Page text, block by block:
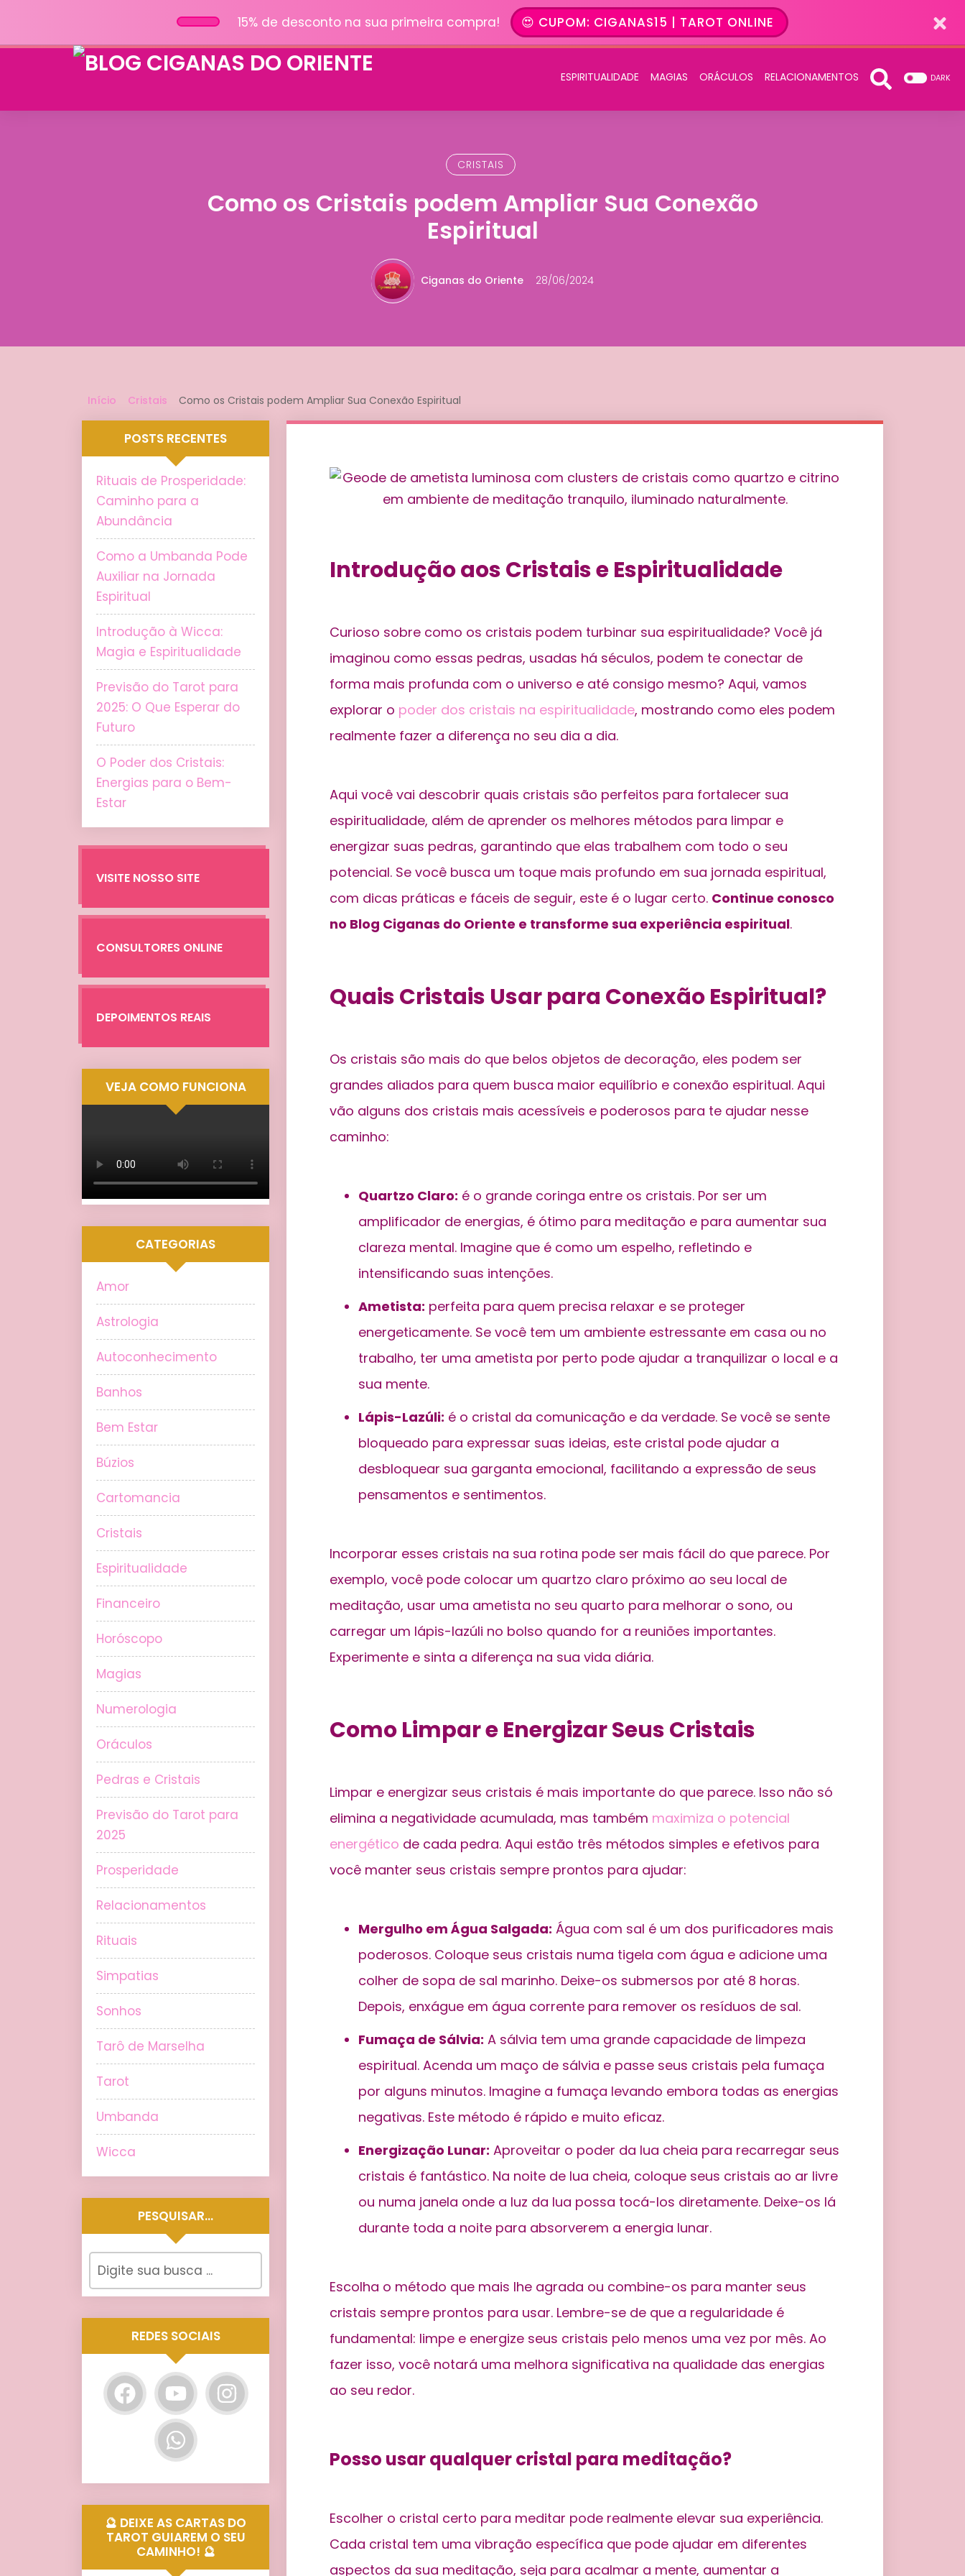
15% de desconto na sua primeira compra! 😍 CUPOM: CIGANAS15 | TAROT ONLINE
ESPIRITUALIDADE MAGIAS ORÁCULOS RELACIONAMENTOS DARK
CRISTAIS
Como os Cristais podem Ampliar Sua Conexão
Espiritual
Ciganas do Oriente 28/06/2024
Início Cristais Como os Cristais podem Ampliar Sua Conexão Espiritual
Introdução aos Cristais e Espiritualidade
Curioso sobre como os cristais podem turbinar sua espiritualidade? Você já
imaginou como essas pedras, usadas há séculos, podem te conectar de
forma mais profunda com o universo e até consigo mesmo? Aqui, vamos
explorar o poder dos cristais na espiritualidade, mostrando como eles podem
realmente fazer a diferença no seu dia a dia.
Aqui você vai descobrir quais cristais são perfeitos para fortalecer sua
espiritualidade, além de aprender os melhores métodos para limpar e
energizar suas pedras, garantindo que elas trabalhem com todo o seu
potencial. Se você busca um toque mais profundo em sua jornada espiritual,
com dicas práticas e fáceis de seguir, este é o lugar certo. Continue conosco
no Blog Ciganas do Oriente e transforme sua experiência espiritual.
Quais Cristais Usar para Conexão Espiritual?
Os cristais são mais do que belos objetos de decoração, eles podem ser
grandes aliados para quem busca maior equilíbrio e conexão espiritual. Aqui
vão alguns dos cristais mais acessíveis e poderosos para te ajudar nesse
caminho:
Quartzo Claro: é o grande coringa entre os cristais. Por ser um
amplificador de energias, é ótimo para meditação e para aumentar sua
clareza mental. Imagine que é como um espelho, refletindo e
intensificando suas intenções.
Ametista: perfeita para quem precisa relaxar e se proteger
energeticamente. Se você tem um ambiente estressante em casa ou no
trabalho, ter uma ametista por perto pode ajudar a tranquilizar o local e a
sua mente.
Lápis-Lazúli: é o cristal da comunicação e da verdade. Se você se sente
bloqueado para expressar suas ideias, este cristal pode ajudar a
desbloquear sua garganta emocional, facilitando a expressão de seus
pensamentos e sentimentos.
Incorporar esses cristais na sua rotina pode ser mais fácil do que parece. Por
exemplo, você pode colocar um quartzo claro próximo ao seu local de
meditação, usar uma ametista no seu quarto para melhorar o sono, ou
carregar um lápis-lazúli no bolso quando for a reuniões importantes.
Experimente e sinta a diferença na sua vida diária.
Como Limpar e Energizar Seus Cristais
Limpar e energizar seus cristais é mais importante do que parece. Isso não só
elimina a negatividade acumulada, mas também maximiza o potencial
energético de cada pedra. Aqui estão três métodos simples e efetivos para
você manter seus cristais sempre prontos para ajudar:
Mergulho em Água Salgada: Água com sal é um dos purificadores mais
poderosos. Coloque seus cristais numa tigela com água e adicione uma
colher de sopa de sal marinho. Deixe-os submersos por até 8 horas.
Depois, enxágue em água corrente para remover os resíduos de sal.
Fumaça de Sálvia: A sálvia tem uma grande capacidade de limpeza
espiritual. Acenda um maço de sálvia e passe seus cristais pela fumaça
por alguns minutos. Imagine a fumaça levando embora todas as energias
negativas. Este método é rápido e muito eficaz.
Energização Lunar: Aproveitar o poder da lua cheia para recarregar seus
cristais é fantástico. Na noite de lua cheia, coloque seus cristais ao ar livre
ou numa janela onde a luz da lua possa tocá-los diretamente. Deixe-os lá
durante toda a noite para absorverem a energia lunar.
Escolha o método que mais lhe agrada ou combine-os para manter seus
cristais sempre prontos para usar. Lembre-se de que a regularidade é
fundamental: limpe e energize seus cristais pelo menos uma vez por mês. Ao
fazer isso, você notará uma melhora significativa na qualidade das energias
ao seu redor.
Posso usar qualquer cristal para meditação?
Escolher o cristal certo para meditar pode realmente elevar sua experiência.
Cada cristal tem uma vibração específica que pode ajudar em diferentes
aspectos da sua meditação, seja para acalmar a mente, aumentar a
POSTS RECENTES
Rituais de Prosperidade:
Caminho para a
Abundância
Como a Umbanda Pode
Auxiliar na Jornada
Espiritual
Introdução à Wicca:
Magia e Espiritualidade
Previsão do Tarot para
2025: O Que Esperar do
Futuro
O Poder dos Cristais:
Energias para o Bem-
Estar
VISITE NOSSO SITE
CONSULTORES ONLINE
DEPOIMENTOS REAIS
VEJA COMO FUNCIONA
CATEGORIAS
Amor
Astrologia
Autoconhecimento
Banhos
Bem Estar
Búzios
Cartomancia
Cristais
Espiritualidade
Financeiro
Horóscopo
Magias
Numerologia
Oráculos
Pedras e Cristais
Previsão do Tarot para
2025
Prosperidade
Relacionamentos
Rituais
Simpatias
Sonhos
Tarô de Marselha
Tarot
Umbanda
Wicca
PESQUISAR…
REDES SOCIAIS
🔮 DEIXE AS CARTAS DO
TAROT GUIAREM O SEU
CAMINHO! 🔮